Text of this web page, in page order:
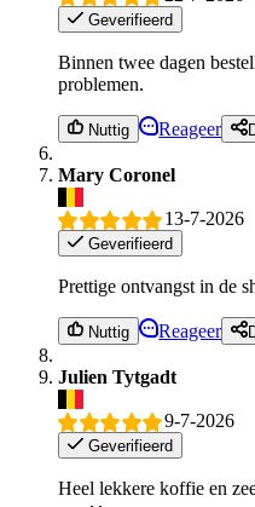
Geverifieerd
Binnen twee dagen
problemen.
Nuttig Reageer
Mary Coronel
13-7-2026
Geverifieerd
Prettige ontvangst in de
Nuttig Reageer
Julien Tytgadt
9-7-2026
Geverifieerd
Heel lekkere koffie en